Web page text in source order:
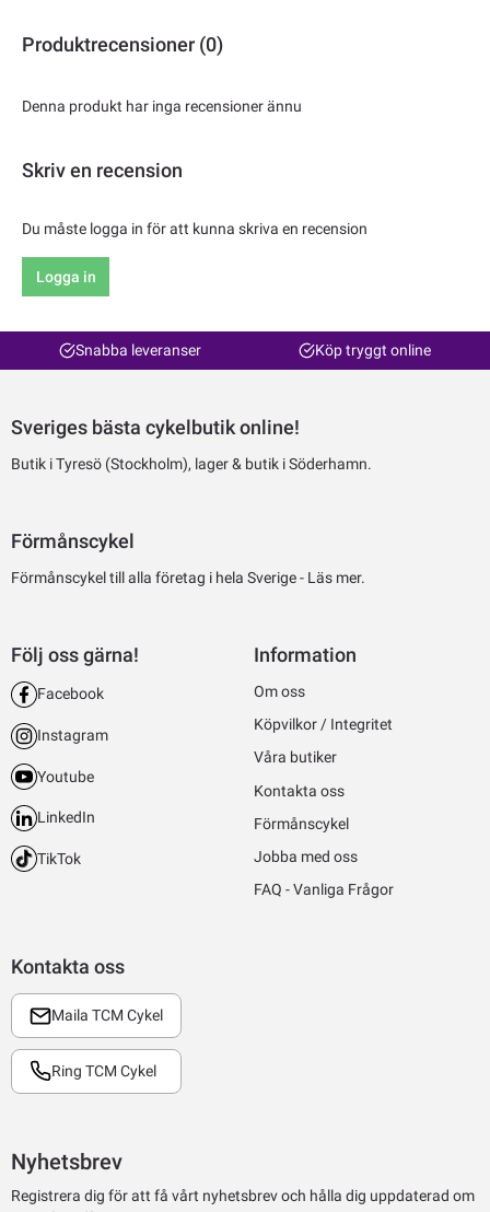
Produktrecensioner (0)
Denna produkt har inga recensioner ännu
Skriv en recension
Du måste logga in för att kunna skriva en recension
Logga in
Snabba leveranser Köp tryggt online
Sveriges bästa cykelbutik online!
Butik i Tyresö (Stockholm), lager & butik i Söderhamn.
Förmånscykel
Förmånscykel till alla företag i hela Sverige - Läs mer.
Kontakta oss
Maila TCM Cykel
Ring TCM Cykel
Följ oss gärna!
Facebook
Instagram
Youtube
LinkedIn
TikTok
Information
Om oss
Köpvilkor / Integritet
Våra butiker
Kontakta oss
Förmånscykel
Jobba med oss
FAQ - Vanliga Frågor
Nyhetsbrev
Registrera dig för att få vårt nyhetsbrev och hålla dig uppdaterad om